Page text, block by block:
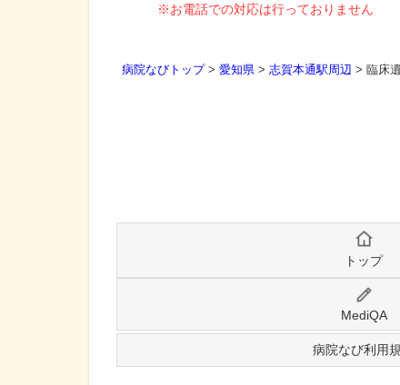
※お電話での対応は行っておりません
病院なびトップ> 愛知県 > 志賀本通駅周辺 > 臨床
トップ
MediQA
病院なび利用